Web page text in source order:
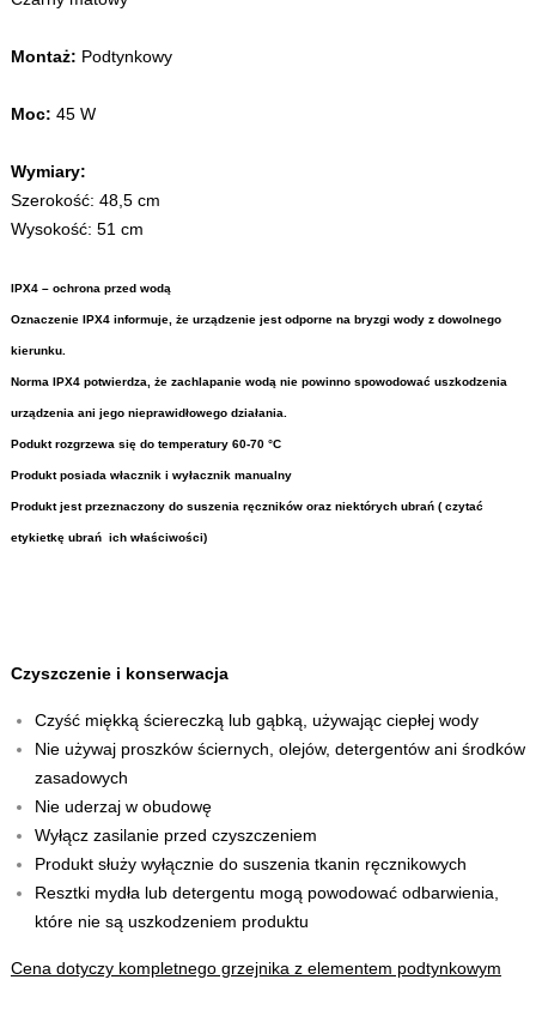
Montaż: Podtynkowy
Moc: 45 W
Wymiary:
Szerokość: 48,5 cm
Wysokość: 51 cm
IPX4 – ochrona przed wodą
Oznaczenie IPX4 informuje, że urządzenie jest odporne na bryzgi wody z dowolnego
kierunku.
Norma IPX4 potwierdza, że zachlapanie wodą nie powinno spowodować uszkodzenia
urządzenia ani jego nieprawidłowego działania.
Podukt rozgrzewa się do temperatury 60-70 °C
Produkt posiada włacznik i wyłacznik manualny
Produkt jest przeznaczony do suszenia ręczników oraz niektórych ubrań ( czytać
etykietkę ubrań ich właściwości)
Czyszczenie i konserwacja
Czyść miękką ściereczką lub gąbką, używając ciepłej wody
Nie używaj proszków ściernych, olejów, detergentów ani środków
zasadowych
Nie uderzaj w obudowę
Wyłącz zasilanie przed czyszczeniem
Produkt służy wyłącznie do suszenia tkanin ręcznikowych
Resztki mydła lub detergentu mogą powodować odbarwienia,
które nie są uszkodzeniem produktu
Cena dotyczy kompletnego grzejnika z elementem podtynkowym